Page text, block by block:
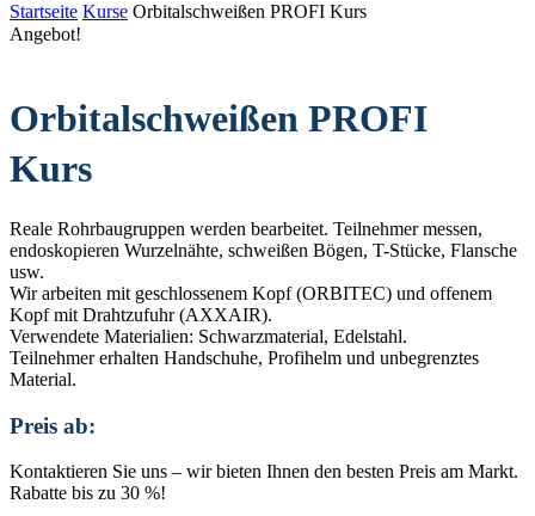
Startseite Kurse Orbitalschweißen PROFI Kurs
Angebot!
Orbitalschweißen PROFI
Kurs
Reale Rohrbaugruppen werden bearbeitet. Teilnehmer messen,
endoskopieren Wurzelnähte, schweißen Bögen, T-Stücke, Flansche
usw.
Wir arbeiten mit geschlossenem Kopf (ORBITEC) und offenem
Kopf mit Drahtzufuhr (AXXAIR).
Verwendete Materialien: Schwarzmaterial, Edelstahl.
Teilnehmer erhalten Handschuhe, Profihelm und unbegrenztes
Material.
Preis ab:
Kontaktieren Sie uns – wir bieten Ihnen den besten Preis am Markt.
Rabatte bis zu 30 %!